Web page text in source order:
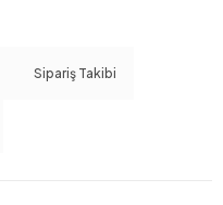
Sipariş Takibi